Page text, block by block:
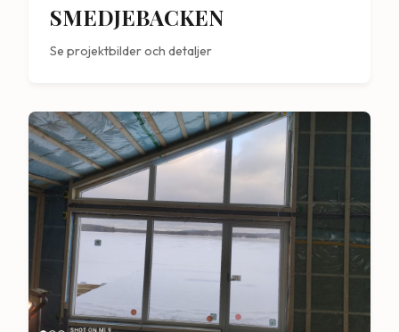
SMEDJEBACKEN
Se projektbilder och detaljer